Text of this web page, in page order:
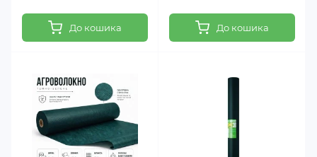
До кошика До кошика